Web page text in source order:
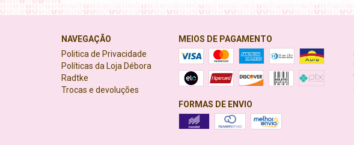
NAVEGAÇÃO
Politica de Privacidade
Políticas da Loja Débora
Radtke
Trocas e devoluções
MEIOS DE PAGAMENTO
FORMAS DE ENVIO